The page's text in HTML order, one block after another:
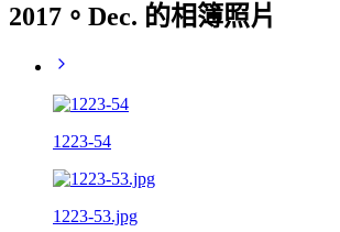
2017。Dec. 的相簿照片
1223-54
1223-53.jpg